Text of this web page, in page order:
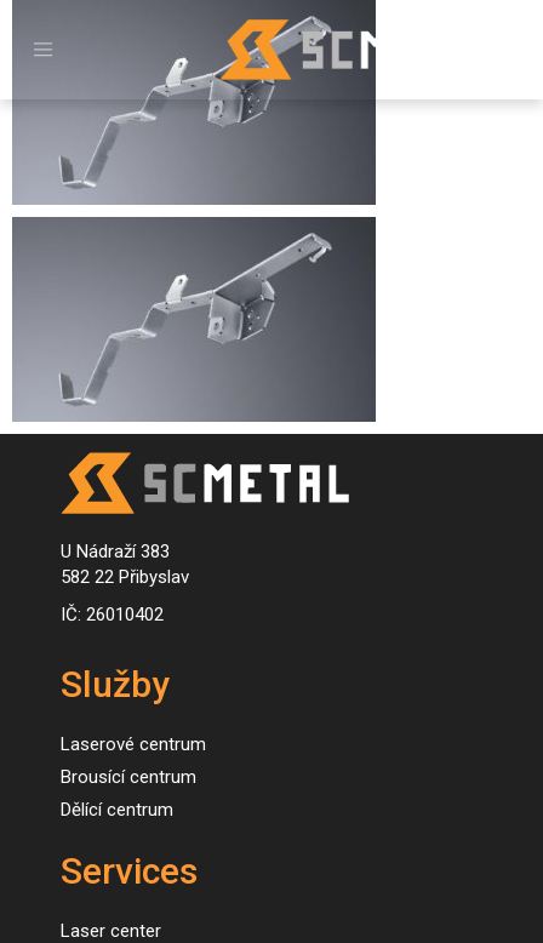
U Nádraží 383
582 22 Přibyslav
IČ: 26010402
Služby
Laserové centrum
Brousící centrum
Dělící centrum
Services
Laser center